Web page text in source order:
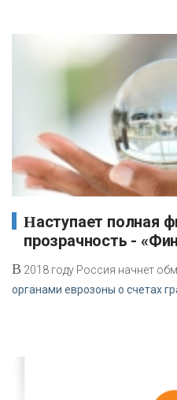
Наступает полная финансовая
прозрачность -
В 2018 году Россия начнет
органами еврозоны о счетах